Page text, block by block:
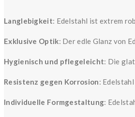
Langlebigkeit: Edelstahl ist extrem
Exklusive Optik: Der edle Glanz von
Hygienisch und pflegeleicht: Die
Resistenz gegen Korrosion:
Individuelle Formgestaltung: